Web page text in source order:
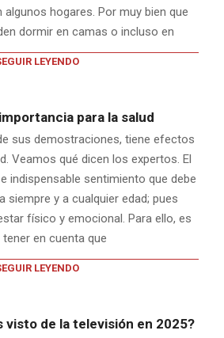
hogares. Por muy bien que
dormir en camas o incluso en
LEYENDO
para la salud
sus demostraciones, tiene efectos
Veamos qué dicen los expertos. El
indispensable sentimiento que debe
siempre y a cualquier edad; pues
físico y emocional. Para ello, es
tener en cuenta que
LEYENDO
visto de la televisión en 2025?